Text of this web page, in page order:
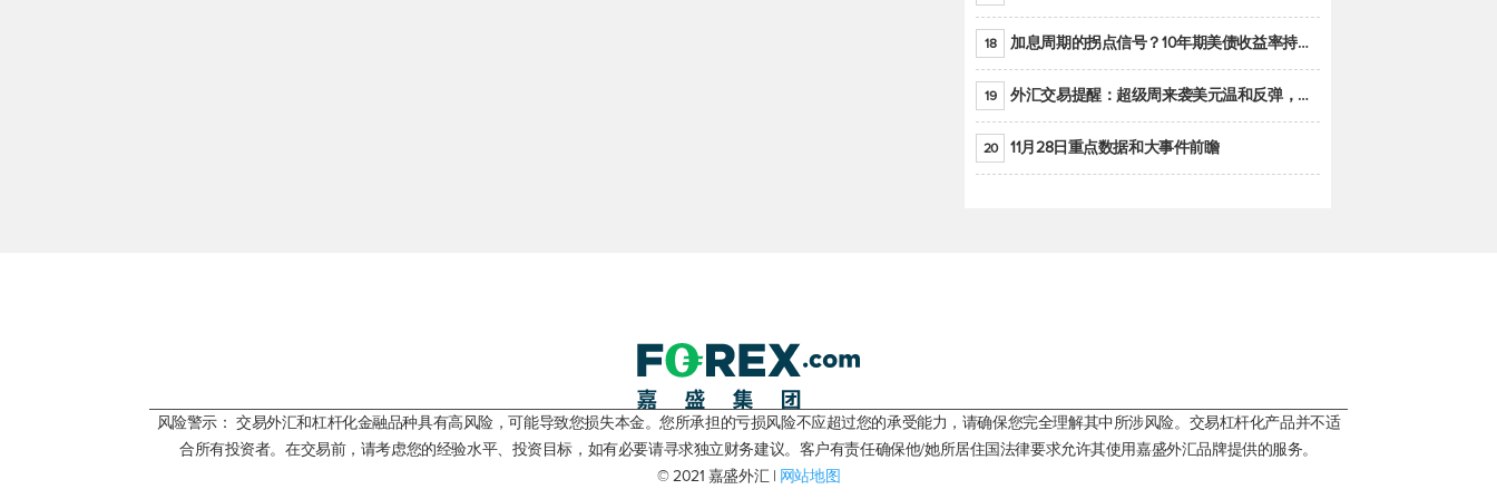
18 加息周期的拐点信号？10年期美债收益率持续低于联邦基金利率目标区间
19 外汇交易提醒：超级周来袭美元温和反弹，警惕筑底可能性
20 11月28日重点数据和大事件前瞻
风险警示： 交易外汇和杠杆化金融品种具有高风险，可能导致您损失本金。您所承担的亏损风险不应超过您的承受能力，请确保您完全理解其中所涉风险。交易杠杆化产品并不适
合所有投资者。在交易前，请考虑您的经验水平、投资目标，如有必要请寻求独立财务建议。客户有责任确保他/她所居住国法律要求允许其使用嘉盛外汇品牌提供的服务。
© 2021 嘉盛外汇 | 网站地图